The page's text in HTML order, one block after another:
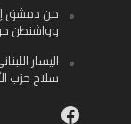
من دمشق
وواشنطن
اليسار
سلاح حزب
Facebook